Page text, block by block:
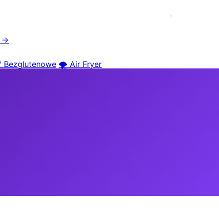
→
Bezglutenowe 🌪️ Air Fryer